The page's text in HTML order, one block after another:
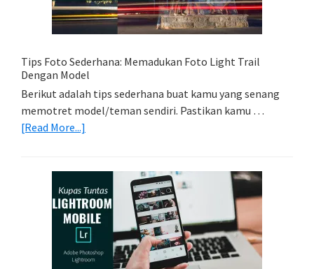
Kamera
Kamu
Tips Foto Sederhana: Memadukan Foto Light Trail
Dengan Model
Berikut adalah tips sederhana buat kamu yang senang
memotret model/teman sendiri. Pastikan kamu …
[Read More...]
Sederhana:
Memadukan
Foto
Light
Trail
Dengan